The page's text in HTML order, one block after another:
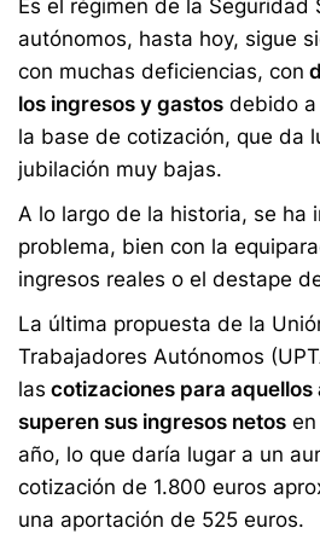
Es el régimen de la Seguridad
autónomos, hasta hoy, sigue
con muchas deficiencias, con
los ingresos y gastos debido
la base de cotización, que da
jubilación muy bajas.
A lo largo de la historia, se ha
problema, bien con la
ingresos reales o el destape
La última propuesta de la
Trabajadores Autónomos
las cotizaciones para aquellos
superen sus ingresos netos
año, lo que daría lugar a un
cotización de 1.800 euros
una aportación de 525 euros.